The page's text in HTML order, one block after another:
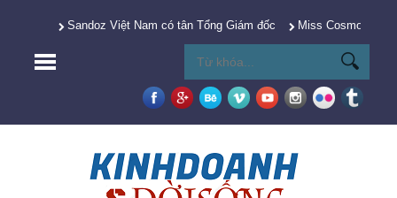
Sandoz Việt Nam có tân Tổng Giám đốc Miss Cosmo 2025